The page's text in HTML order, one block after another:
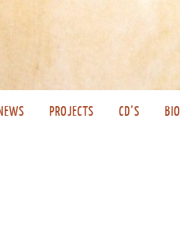
PROJECTS CD’S BIO